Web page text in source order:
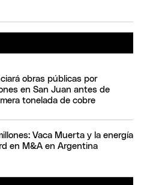
obras públicas por
en San Juan antes de
tonelada de cobre
Vaca Muerta y la energía
en M&A en Argentina